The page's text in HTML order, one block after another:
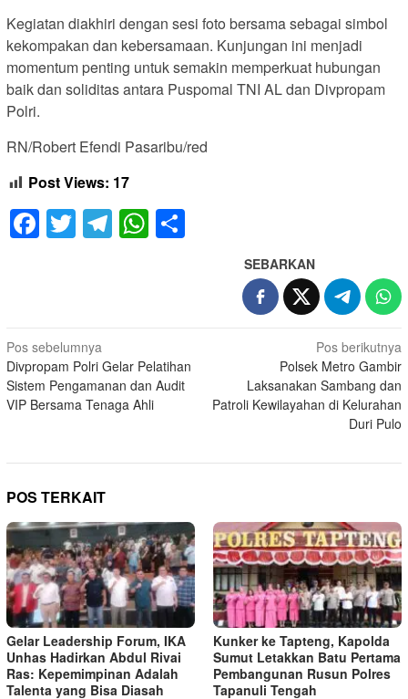
Kegiatan diakhiri dengan sesi foto bersama sebagai simbol
kekompakan dan kebersamaan. Kunjungan ini menjadi
momentum penting untuk semakin memperkuat hubungan
baik dan soliditas antara Puspomal TNI AL dan Divpropam
Polri.
RN/Robert Efendi Pasaribu/red
Post Views: 17
Facebook
Twitter
Telegram
WhatsApp
SEBARKAN
Navigasi
pos
Pos sebelumnya
Divpropam Polri Gelar Pelatihan
Sistem Pengamanan dan Audit
VIP Bersama Tenaga Ahli
Pos berikutnya
Polsek Metro Gambir
Laksanakan Sambang dan
Patroli Kewilayahan di Kelurahan
Duri Pulo
POS TERKAIT
Gelar Leadership Forum, IKA
Unhas Hadirkan Abdul Rivai
Ras: Kepemimpinan Adalah
Talenta yang Bisa Diasah
Kunker ke Tapteng, Kapolda
Sumut Letakkan Batu Pertama
Pembangunan Rusun Polres
Tapanuli Tengah